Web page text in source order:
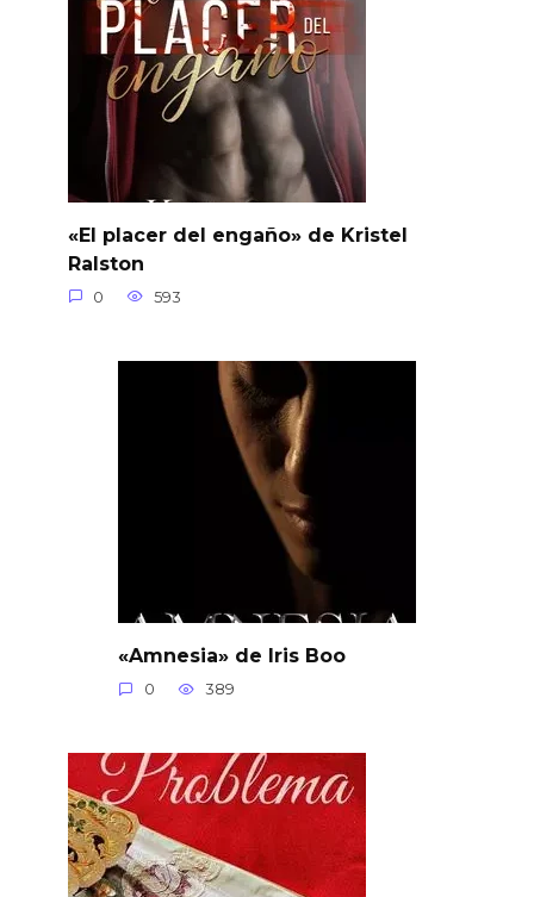
«El placer del engaño» de Kristel
Ralston
0 593
«Amnesia» de Iris Boo
0 389